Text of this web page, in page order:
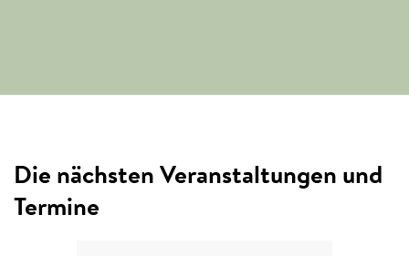
Die nächsten Veranstaltungen und
Termine